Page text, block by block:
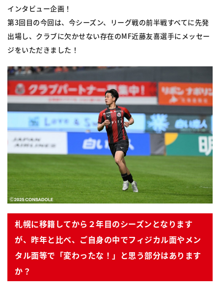
インタビュー企画！
第3回目の今回は、今シーズン、リーグ戦の前半戦すべてに先発
出場し、クラブに欠かせない存在のMF近藤友喜選手にメッセー
ジをいただきました！
札幌に移籍してから２年目のシーズンとなります
が、昨年と比べ、ご自身の中でフィジカル面やメン
タル面等で「変わったな！」と思う部分はあります
か？